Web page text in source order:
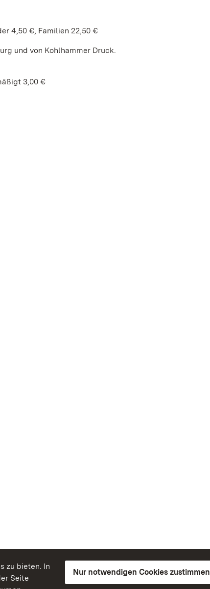
zu bieten. In
Seite
Nur notwendigen Cookies zustimmen
4,50 €, Familien 22,50 €
und von Kohlhammer Druck.
3,00 €